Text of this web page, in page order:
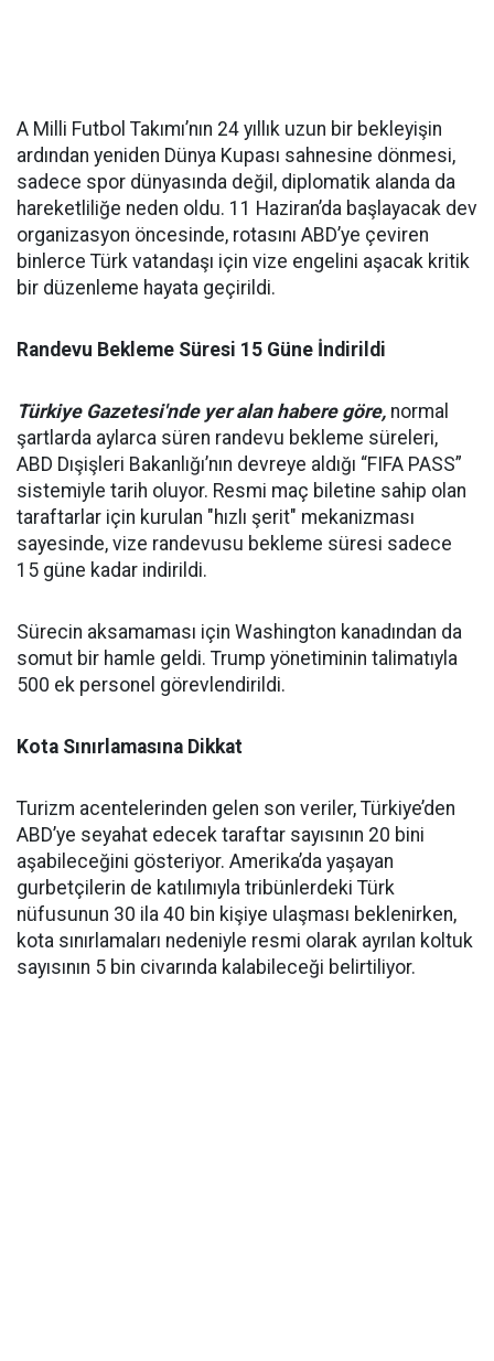
A Milli Futbol Takımı’nın 24 yıllık uzun bir bekleyişin
ardından yeniden Dünya Kupası sahnesine dönmesi,
sadece spor dünyasında değil, diplomatik alanda da
hareketliliğe neden oldu. 11 Haziran’da başlayacak dev
organizasyon öncesinde, rotasını ABD’ye çeviren
binlerce Türk vatandaşı için vize engelini aşacak kritik
bir düzenleme hayata geçirildi.
Randevu Bekleme Süresi 15 Güne İndirildi
Türkiye Gazetesi'nde yer alan habere göre, normal
şartlarda aylarca süren randevu bekleme süreleri,
ABD Dışişleri Bakanlığı’nın devreye aldığı “FIFA PASS”
sistemiyle tarih oluyor. Resmi maç biletine sahip olan
taraftarlar için kurulan "hızlı şerit" mekanizması
sayesinde, vize randevusu bekleme süresi sadece
15 güne kadar indirildi.
Sürecin aksamaması için Washington kanadından da
somut bir hamle geldi. Trump yönetiminin talimatıyla
500 ek personel görevlendirildi.
Kota Sınırlamasına Dikkat
Turizm acentelerinden gelen son veriler, Türkiye’den
ABD’ye seyahat edecek taraftar sayısının 20 bini
aşabileceğini gösteriyor. Amerika’da yaşayan
gurbetçilerin de katılımıyla tribünlerdeki Türk
nüfusunun 30 ila 40 bin kişiye ulaşması beklenirken,
kota sınırlamaları nedeniyle resmi olarak ayrılan koltuk
sayısının 5 bin civarında kalabileceği belirtiliyor.